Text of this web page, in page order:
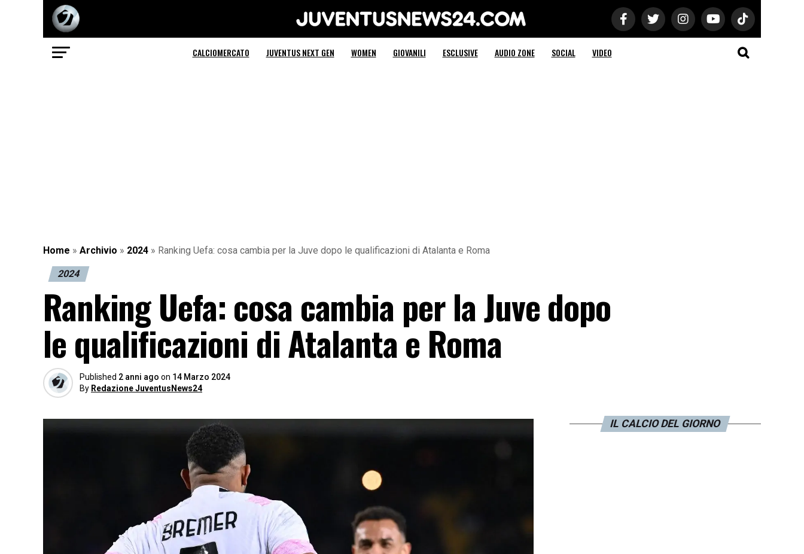
Juventus News 24
CALCIOMERCATO JUVENTUS NEXT GEN WOMEN GIOVANILI ESCLUSIVE AUDIO ZONE SOCIAL VIDEO
Home » Archivio » 2024 » Ranking Uefa: cosa cambia per la Juve dopo le qualificazioni di Atalanta e Roma
2024
Ranking Uefa: cosa cambia per la Juve dopo
le qualificazioni di Atalanta e Roma
Published 2 anni ago on 14 Marzo 2024
By Redazione JuventusNews24
IL CALCIO DEL GIORNO